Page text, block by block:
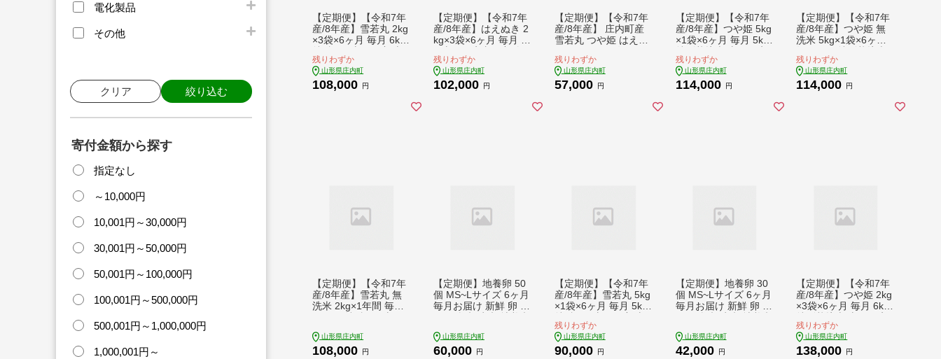
電化製品
その他
クリア 絞り込む
寄付金額から探す
指定なし
～10,000円
10,001円～30,000円
30,001円～50,000円
50,001円～100,000円
100,001円～500,000円
500,001円～1,000,000円
1,000,001円～
【定期便】【令和7年
産/8年産】雪若丸 2kg
×3袋×6ヶ月 毎月 6kg
形米 ブランド米 米 お
米の定期便 粒立ち し
っかり食感 粘り 控え
残りわずか
山形県庄内町
108,000 円
【定期便】【令和7年
産/8年産】はえぬき 2
kg×3袋×6ヶ月 毎月 6k
目産 庄内米 ブランド
米 米 コシヒカリの原
点、亀の尾発祥の地
残りわずか
山形県庄内町
102,000 円
【定期便】【令和7年
産/8年産】 庄内町産
雪若丸 つや姫 はえぬ
種 計15kg 食べ比べ
金賞受賞農家 ブラン
ド米 吉祥ファーム【9
残りわずか
山形県庄内町
57,000 円
【定期便】【令和7年
産/8年産】つや姫 5kg
×1袋×6ヶ月 毎月 5kg
内町産 余目産 庄内米
ブランド米 米 コシヒ
カリの原点、亀の尾発
残りわずか
山形県庄内町
114,000 円
【定期便】【令和7年
産/8年産】つや姫 無
洗米 5kg×1袋×6ヶ月
山形県庄内町産 余目
産 庄内米 ブランド米
米 コシヒカリの原
残りわずか
山形県庄内町
114,000 円
【定期便】【令和7年
産/8年産】雪若丸 無
洗米 2kg×1年間 毎月
米 米 お米の定期便 粒
立ち しっかり食感 食
山形県庄内町
108,000 円
【定期便】地養卵 50
個 MS~Lサイズ 6ヶ月
毎月お届け 新鮮 卵 た
まご【9月中旬発送】
山形県庄内町
60,000 円
【定期便】【令和7年
産/8年産】雪若丸 5kg
×1袋×6ヶ月 毎月 5kg
形米 ブランド米 米 お
米の定期便 粒立ち し
っかり食感 粘り 控え
残りわずか
山形県庄内町
90,000 円
【定期便】地養卵 30
個 MS~Lサイズ 6ヶ月
毎月お届け 新鮮 卵 た
まご【9月中旬発送】
山形県庄内町
42,000 円
【定期便】【令和7年
産/8年産】つや姫 2kg
×3袋×6ヶ月 毎月 6kg
内町産 余目産 庄内米
ブランド米 米 コシヒ
カリの原点、亀の尾発
残りわずか
山形県庄内町
138,000 円